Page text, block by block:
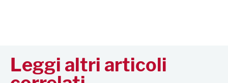
Leggi altri articoli